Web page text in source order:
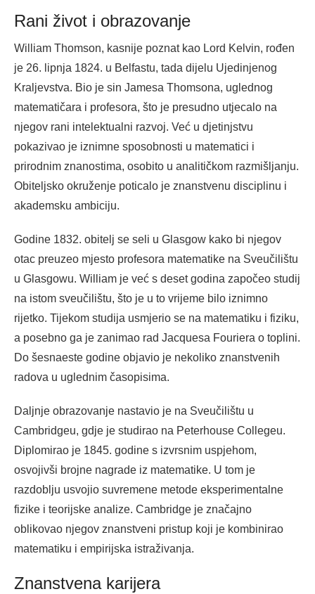
Rani život i obrazovanje
William Thomson, kasnije poznat kao Lord Kelvin, rođen
je 26. lipnja 1824. u Belfastu, tada dijelu Ujedinjenog
Kraljevstva. Bio je sin Jamesa Thomsona, uglednog
matematičara i profesora, što je presudno utjecalo na
njegov rani intelektualni razvoj. Već u djetinjstvu
pokazivao je iznimne sposobnosti u matematici i
prirodnim znanostima, osobito u analitičkom razmišljanju.
Obiteljsko okruženje poticalo je znanstvenu disciplinu i
akademsku ambiciju.
Godine 1832. obitelj se seli u Glasgow kako bi njegov
otac preuzeo mjesto profesora matematike na Sveučilištu
u Glasgowu. William je već s deset godina započeo studij
na istom sveučilištu, što je u to vrijeme bilo iznimno
rijetko. Tijekom studija usmjerio se na matematiku i fiziku,
a posebno ga je zanimao rad Jacquesa Fouriera o toplini.
Do šesnaeste godine objavio je nekoliko znanstvenih
radova u uglednim časopisima.
Daljnje obrazovanje nastavio je na Sveučilištu u
Cambridgeu, gdje je studirao na Peterhouse Collegeu.
Diplomirao je 1845. godine s izvrsnim uspjehom,
osvojivši brojne nagrade iz matematike. U tom je
razdoblju usvojio suvremene metode eksperimentalne
fizike i teorijske analize. Cambridge je značajno
oblikovao njegov znanstveni pristup koji je kombinirao
matematiku i empirijska istraživanja.
Znanstvena karijera